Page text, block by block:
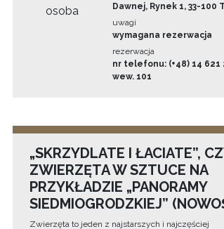
osoba
Dawnej, Rynek 1, 33-100
uwagi
wymagana rezerwacja
rezerwacja
nr telefonu: (+48) 14 621
wew. 101
„SKRZYDLATE I ŁACIATE”,
ZWIERZĘTA W SZTUCE NA
PRZYKŁADZIE „PANORAMY
SIEDMIOGRODZKIEJ”
Zwierzęta to jeden z najstarszych i najczęściej